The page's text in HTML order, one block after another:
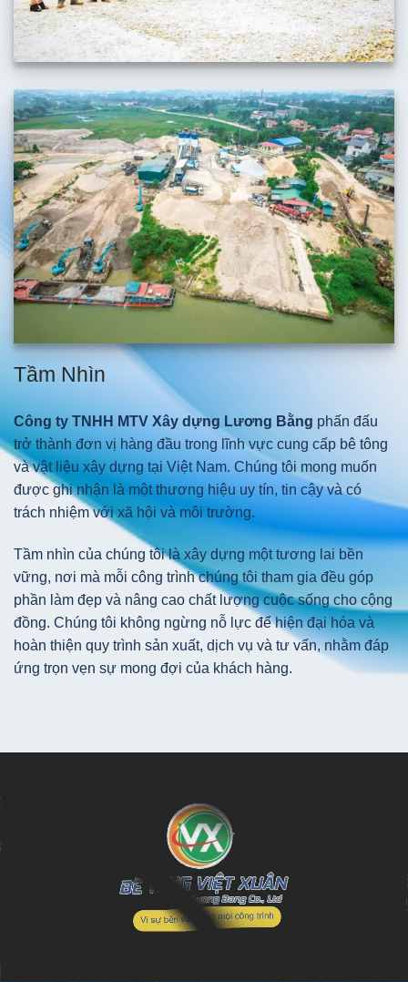
Tầm Nhìn
Công ty TNHH MTV Xây dựng Lương Bằng phấn đấu
trở thành đơn vị hàng đầu trong lĩnh vực cung cấp bê tông
và vật liệu xây dựng tại Việt Nam. Chúng tôi mong muốn
được ghi nhận là một thương hiệu uy tín, tin cậy và có
trách nhiệm với xã hội và môi trường.
Tầm nhìn của chúng tôi là xây dựng một tương lai bền
vững, nơi mà mỗi công trình chúng tôi tham gia đều góp
phần làm đẹp và nâng cao chất lượng cuộc sống cho cộng
đồng. Chúng tôi không ngừng nỗ lực để hiện đại hóa và
hoàn thiện quy trình sản xuất, dịch vụ và tư vấn, nhằm đáp
ứng trọn vẹn sự mong đợi của khách hàng.